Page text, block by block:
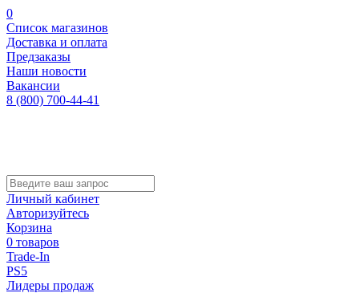
0
Список магазинов
Доставка и оплата
Предзаказы
Наши новости
Вакансии
8 (800) 700-44-41
Личный кабинет
Авторизуйтесь
Корзина
0 товаров
Trade-In
PS5
Лидеры продаж